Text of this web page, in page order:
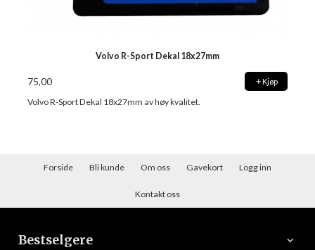
Volvo R-Sport Dekal 18x27mm
75,00 Kjøp
Volvo R-Sport Dekal 18x27mm av høy kvalitet.
Forside Bli kunde Om oss Gavekort Logg inn
Kontakt oss
Bestselgere